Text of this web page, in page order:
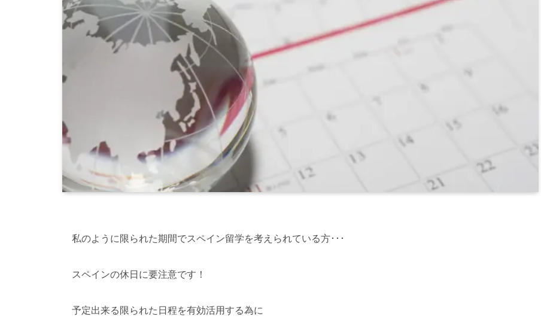
私のように限られた期間でスペイン留学を考えられている方･･･
スペインの休日に要注意です！
予定出来る限られた日程を有効活用する為に